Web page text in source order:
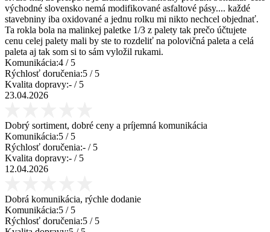
východné slovensko nemá modifikované asfaltové pásy.... každé
stavebniny iba oxidované a jednu rolku mi nikto nechcel objednať.
Ta rokla bola na malinkej paletke 1/3 z palety tak prečo účtujete
cenu celej palety mali by ste to rozdeliť na polovičná paleta a celá
paleta aj tak som si to sám vyložil rukami.
Komunikácia:4 / 5
Rýchlosť doručenia:5 / 5
Kvalita dopravy:- / 5
23.04.2026
Dobrý sortiment, dobré ceny a príjemná komunikácia
Komunikácia:5 / 5
Rýchlosť doručenia:- / 5
Kvalita dopravy:- / 5
12.04.2026
Dobrá komunikácia, rýchle dodanie
Komunikácia:5 / 5
Rýchlosť doručenia:5 / 5